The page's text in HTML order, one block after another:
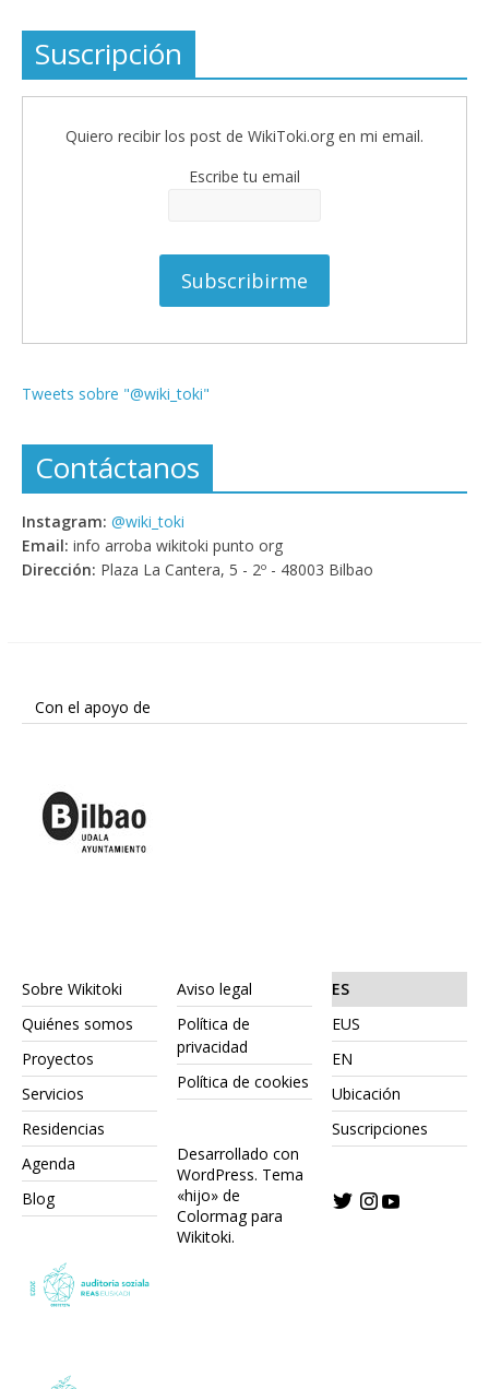
Suscripción
Quiero recibir los post de WikiToki.org en mi email.
Escribe tu email
Tweets sobre "@wiki_toki"
Contáctanos
Instagram: @wiki_toki
Email: info arroba wikitoki punto org
Dirección: Plaza La Cantera, 5 - 2º - 48003 Bilbao
Con el apoyo de
Sobre Wikitoki
Quiénes somos
Proyectos
Servicios
Residencias
Agenda
Blog
Aviso legal
Política de
privacidad
Política de cookies
Desarrollado con
WordPress. Tema
«hijo» de
Colormag para
Wikitoki.
ES
EUS
EN
Ubicación
Suscripciones